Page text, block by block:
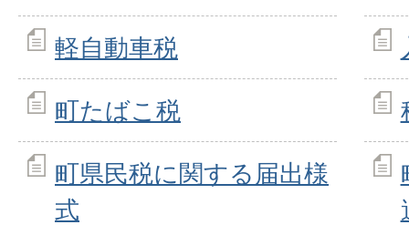
軽自動車税
町たばこ税
町県民税に関する届出様
式